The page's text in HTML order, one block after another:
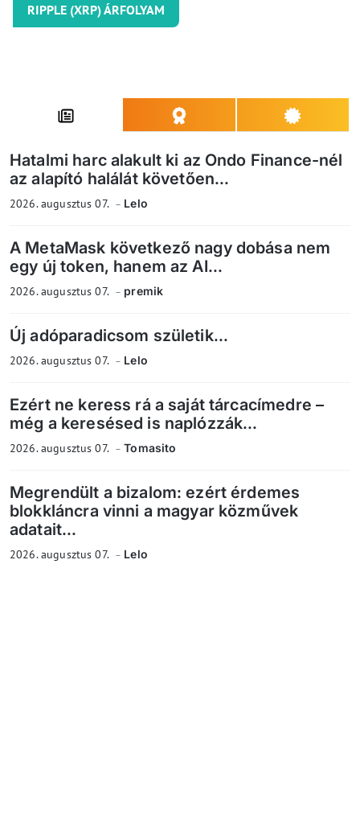
RIPPLE (XRP) ÁRFOLYAM
Hatalmi harc alakult ki az Ondo Finance-nél
az alapító halálát követően...
2026. augusztus 07. Lelo
A MetaMask következő nagy dobása nem
egy új token, hanem az AI...
2026. augusztus 07. premik
Új adóparadicsom születik...
2026. augusztus 07. Lelo
Ezért ne keress rá a saját tárcacímedre –
még a keresésed is naplózzák...
2026. augusztus 07. Tomasito
Megrendült a bizalom: ezért érdemes
blokkláncra vinni a magyar közművek
adatait...
2026. augusztus 07. Lelo